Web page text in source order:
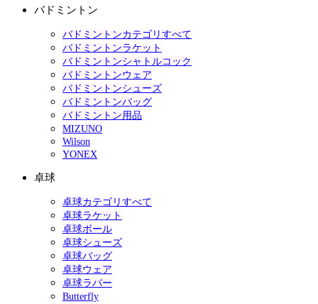
バドミントン
バドミントンカテゴリすべて
バドミントンラケット
バドミントンシャトルコック
バドミントンウェア
バドミントンシューズ
バドミントンバッグ
バドミントン用品
MIZUNO
Wilson
YONEX
卓球
卓球カテゴリすべて
卓球ラケット
卓球ボール
卓球シューズ
卓球バッグ
卓球ウェア
卓球ラバー
Butterfly